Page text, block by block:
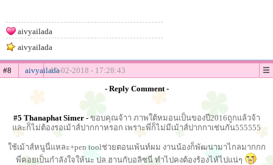
aivyailada
aivyailada
#8 aivyailada12-02-2018 - 17:28:43
- Reply Comment -
#5 Thanaphat Simer - ขอบคุณจ้าา ภาพใต้หมอนเป็นของปี2016ถูกแล้วจ้า
และก็ไม่ต้องรอเม้าส์ปากกาหรอก เพราะพี่ก็ไม่มีเม้าส์ปากกาเช่นกัน555555
ใช้เม้าส์หนูนี่แหละ+pen toolช่วยตอนเพ้นท์ผม งานน้องก็พัฒนามาไกลมากกก
พี่คอยเป็นกำลังใจให้นะ ปล.ฮานกับอลิซนี่ ทำไปคงต้องร้องไห้ไปแน่ๆ